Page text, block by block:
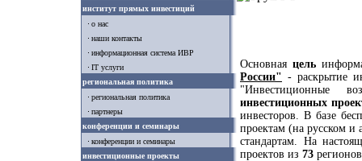
институт прямых инвестиций
о нас
наши контакты
информационная система ИВР
IT услуги
региональная политика
региональная политика
партнеры
конференции и семинары
конференции и семинары
инвестиционные проекты
Основная цель
России" - раскрытие
"Инвестиционные
инвестиционных
инвесторов. В базе
проектам (на русском
стандартам. На
проектов из 73